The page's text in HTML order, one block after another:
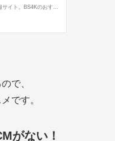
で、
です。
がない！